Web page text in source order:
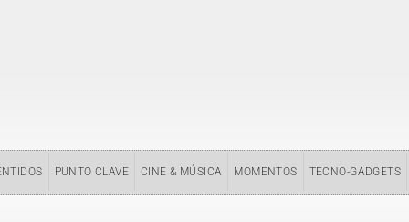
PUNTO CLAVE CINE & MÚSICA MOMENTOS TECNO-GADGETS